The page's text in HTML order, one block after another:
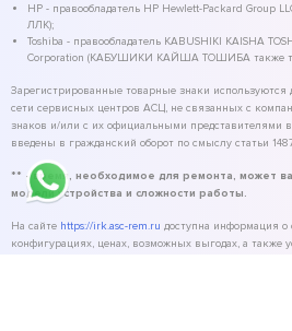
HP - правообладатель HP Hewlett-Packard Group
ЛЛК);
Toshiba - правообладатель KABUSHIKI KAISHA
Corporation (КАБУШИКИ КАЙША ТОШИБА также
Зарегистрированные товарные знаки используются
сети сервисных центров АСЦ, не связанных с
знаков и/или с их официальными представителями
введены в гражданский оборот по смыслу статьи
** - время, необходимое для ремонта, может
модели устройства и сложности работы.
На сайте https://irk.asc-rem.ru доступна информация о
конфигурациях, ценах, возможных выгодах, а также